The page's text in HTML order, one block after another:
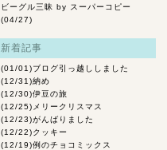
ビーグル三昧 by スーパーコピー
(04/27)
新着記事
(01/01)ブログ引っ越ししました
(12/31)納め
(12/30)伊豆の旅
(12/25) メリークリスマス
(12/23)がんばりました
(12/22)クッキー
(12/19)例のチョコミックス